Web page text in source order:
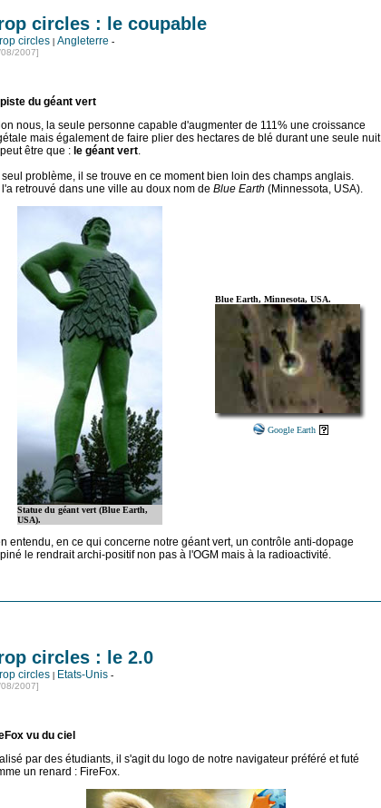
circles : le coupable
circles | Angleterre -
2007]
piste du géant vert
nous, la seule personne capable d'augmenter de 111% une croissance
mais également de faire plier des hectares de blé durant une seule nuit
être que : le géant vert.
seul problème, il se trouve en ce moment bien loin des champs anglais.
l'a retrouvé dans une ville au doux nom de Blue Earth (Minnessota, USA).
Statue du géant vert (Blue Earth,
USA).
Blue Earth, Minnesota, USA.
Google Earth
entendu, en ce qui concerne notre géant vert, un contrôle anti-dopage
le rendrait archi-positif non pas à l'OGM mais à la radioactivité.
circles : le 2.0
circles | Etats-Unis -
2007]
vu du ciel
par des étudiants, il s'agit du logo de notre navigateur préféré et futé
un renard : FireFox.